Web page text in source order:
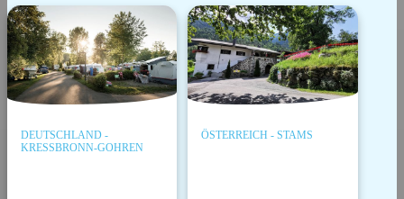
DEUTSCHLAND -
KRESSBRONN-GOHREN
ÖSTERREICH - STAMS